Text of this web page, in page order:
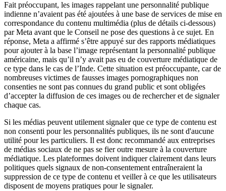
Fait préoccupant, les images rappelant une personnalité publique
indienne n’avaient pas été ajoutées à une base de services de mise en
correspondance du contenu multimédia (plus de détails ci-dessous)
par Meta avant que le Conseil ne pose des questions à ce sujet. En
réponse, Meta a affirmé s’être appuyé sur des rapports médiatiques
pour ajouter à la base l’image représentant la personnalité publique
américaine, mais qu’il n’y avait pas eu de couverture médiatique de
ce type dans le cas de l’Inde. Cette situation est préoccupante, car de
nombreuses victimes de fausses images pornographiques non
consenties ne sont pas connues du grand public et sont obligées
d’accepter la diffusion de ces images ou de rechercher et de signaler
chaque cas.
Si les médias peuvent utilement signaler que ce type de contenu est
non consenti pour les personnalités publiques, ils ne sont d'aucune
utilité pour les particuliers. Il est donc recommandé aux entreprises
de médias sociaux de ne pas se fier outre mesure à la couverture
médiatique. Les plateformes doivent indiquer clairement dans leurs
politiques quels signaux de non-consentement entraîneraient la
suppression de ce type de contenu et veiller à ce que les utilisateurs
disposent de moyens pratiques pour le signaler.